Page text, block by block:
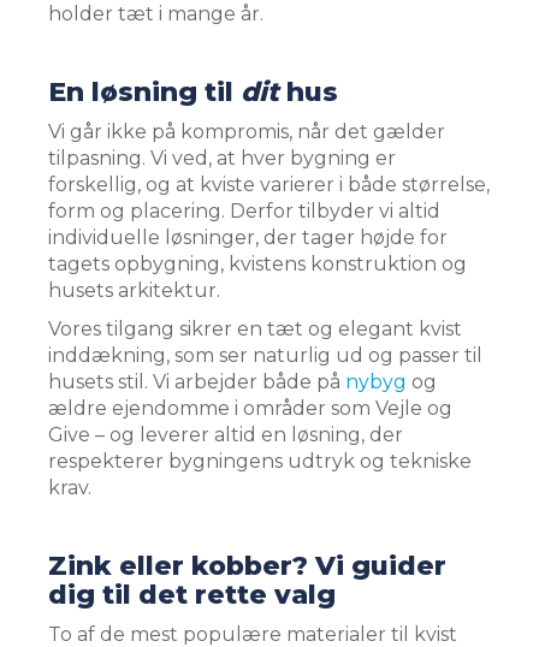
holder tæt i mange år.
En løsning til dithus
Vi går ikke på kompromis, når det gælder
tilpasning. Vi ved, at hver bygning er
forskellig, og at kviste varierer i både størrelse,
form og placering. Derfor tilbyder vi altid
individuelle løsninger, der tager højde for
tagets opbygning, kvistens konstruktion og
husets arkitektur.
Vores tilgang sikrer en tæt og elegant kvist
inddækning, som ser naturlig ud og passer til
husets stil. Vi arbejder både på nybyg og
ældre ejendomme i områder som Vejle og
Give – og leverer altid en løsning, der
respekterer bygningens udtryk og tekniske
krav.
Zink eller kobber? Vi guider
dig til det rette valg
To af de mest populære materialer til kvist